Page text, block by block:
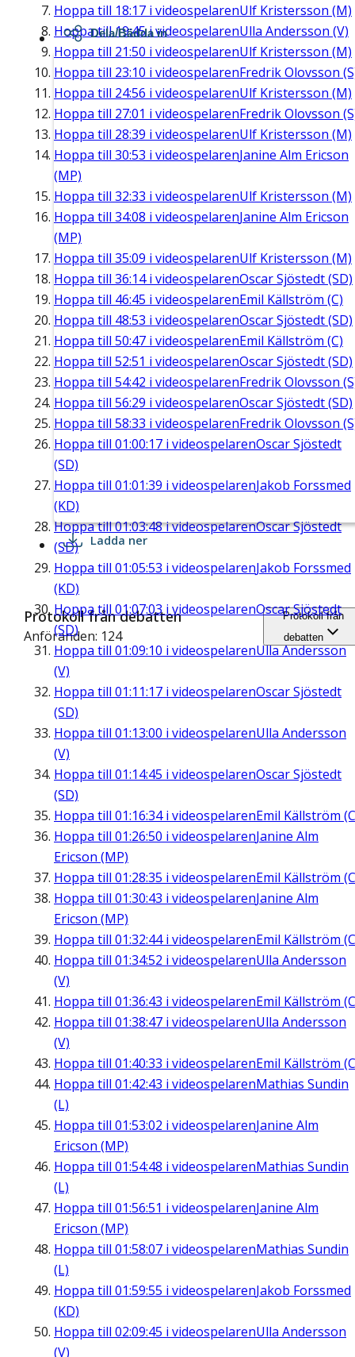
Hoppa till 18:17 i videospelarenUlf Kristersson (M)
Hoppa till19:45i videospelarenUlla Andersson (V)
Hoppa till 21:50 i videospelarenUlf Kristersson (M)
Hoppa till 23:10 i videospelarenFredrik Olovsson
Hoppa till 24:56 i videospelarenUlf Kristersson (M)
Hoppa till 27:01 i videospelarenFredrik Olovsson
Hoppa till 28:39 i videospelarenUlf Kristersson (M)
Hoppa till 30:53 i videospelarenJanine Alm Ericson
(MP)
Hoppa till 32:33 i videospelarenUlf Kristersson (M)
Hoppa till 34:08 i videospelarenJanine Alm Ericson
(MP)
Hoppa till 35:09 i videospelarenUlf Kristersson (M)
Hoppa till 36:14i videospelarenOscar Sjöstedt (SD)
Hoppa till 46:45 i videospelarenEmil Källström (C)
Hoppa till 48:53 i videospelarenOscar Sjöstedt (SD)
Hoppa till 50:47 i videospelarenEmil Källström (C)
Hoppa till 52:51 i videospelarenOscar Sjöstedt (SD)
Hoppa till 54:42 i videospelarenFredrik Olovsson
Hoppa till 56:29 i videospelarenOscar Sjöstedt (SD)
Hoppa till 58:33 i videospelarenFredrik Olovsson
Hoppa till 01:00:17 i videospelarenOscar Sjöstedt
(SD)
Hoppa till 01:01:39 i videospelarenJakob Forssmed
(KD)
Hoppa till01:03:48i videospelarenOscar Sjöstedt
(SD)
Hoppa till 01:05:53 i videospelarenJakob Forssmed
(KD)
Hoppa till 01:07:03 i videospelarenOscar Sjöstedt
(SD)
Hoppa till 01:09:10 i videospelarenUlla Andersson
(V)
Hoppa till 01:11:17 i videospelarenOscar Sjöstedt
(SD)
Hoppa till 01:13:00 i videospelarenUlla Andersson
(V)
Hoppa till 01:14:45 i videospelarenOscar Sjöstedt
(SD)
Hoppa till 01:16:34i videospelarenEmil Källström
Hoppa till 01:26:50 i videospelarenJanine Alm
Ericson (MP)
Hoppa till 01:28:35 i videospelarenEmil Källström
Hoppa till 01:30:43 i videospelarenJanine Alm
Ericson (MP)
Hoppa till 01:32:44i videospelarenEmil Källström
Hoppa till 01:34:52 i videospelarenUlla Andersson
(V)
Hoppa till 01:36:43 i videospelarenEmil Källström
Hoppa till 01:38:47 i videospelarenUlla Andersson
(V)
Hoppa till 01:40:33 i videospelarenEmil Källström
Hoppa till 01:42:43 i videospelarenMathias Sundin
(L)
Hoppa till 01:53:02 i videospelarenJanine Alm
Ericson (MP)
Hoppa till 01:54:48 i videospelarenMathias Sundin
(L)
Hoppa till 01:56:51 i videospelarenJanine Alm
Ericson (MP)
Hoppa till 01:58:07 i videospelarenMathias Sundin
(L)
Hoppa till 01:59:55 i videospelarenJakob Forssmed
(KD)
Hoppa till 02:09:45 i videospelarenUlla Andersson
(V)
Dela/Bädda in
Ladda ner
Protokoll från debatten
Anföranden: 124
Protokoll från
debatten